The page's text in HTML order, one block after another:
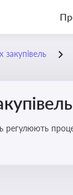
закупівель
регулюють
участь у